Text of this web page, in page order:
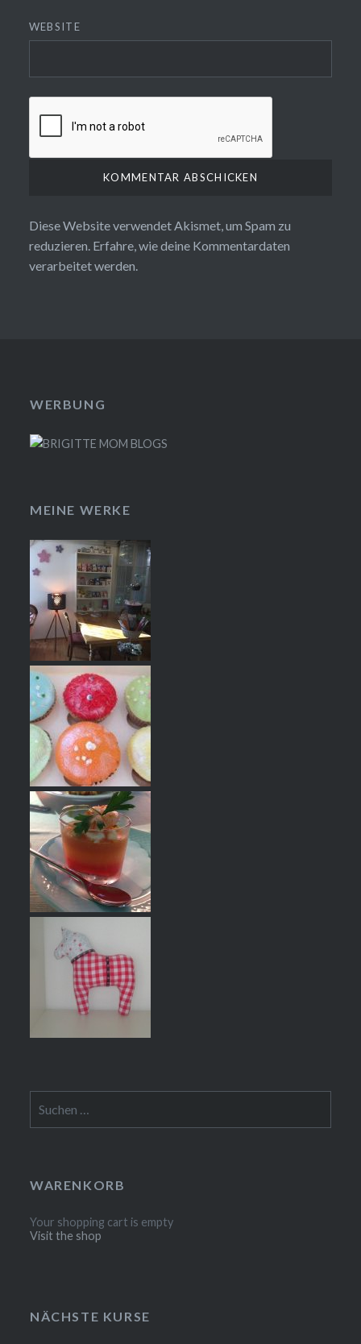
WEBSITE
Diese Website verwendet Akismet, um Spam zu
reduzieren. Erfahre, wie deine Kommentardaten
verarbeitet werden.
WERBUNG
MEINE WERKE
nach:
WARENKORB
Your shopping cart is empty
Visit the shop
NÄCHSTE KURSE